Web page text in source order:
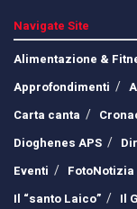
Navigate Site
Alimentazione &
Approfondimenti
Carta canta
Dioghenes APS
Eventi
FotoNotizia
Il “santo Laico”
Il